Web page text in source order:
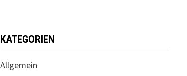
KATEGORIEN
Allgemein